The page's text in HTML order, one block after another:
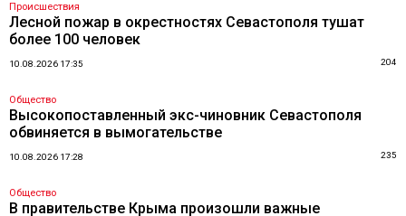
Происшествия
Лесной пожар в окрестностях Севастополя тушат
более 100 человек
10.08.2026 17:35 204
Общество
Высокопоставленный экс-чиновник Севастополя
обвиняется в вымогательстве
10.08.2026 17:28 235
Общество
В правительстве Крыма произошли важные